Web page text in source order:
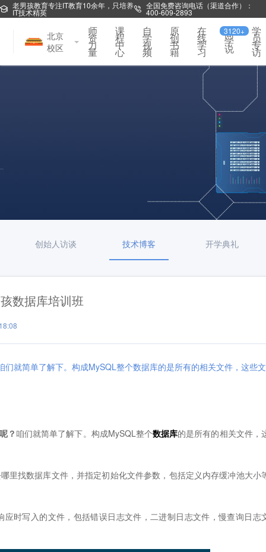
老男孩教育专注IT教育10余年，只培养
IT技术精英
全国免费咨询电话（渠道合作）：
400-609-2893
北京
校区
师
资
力
量
课
程
中
心
自
学
视
频
原
创
书
籍
在
线
学
习
同
学
说
3120+ 学
员
专
访
创始人访谈 技术博客 开学典礼
数据库培训班
就简单了解下。构成MySQL整个数据库的是所有的相关文件，这些文
？ 咱们就简单了解下。构成MySQL整个数据库的是所有的相关文件，
找数据库文件，并指定初始化文件参数，包括定义内存缓冲池大小
写入的文件，包括错误日志文件，二进制日志文件，慢查询日志